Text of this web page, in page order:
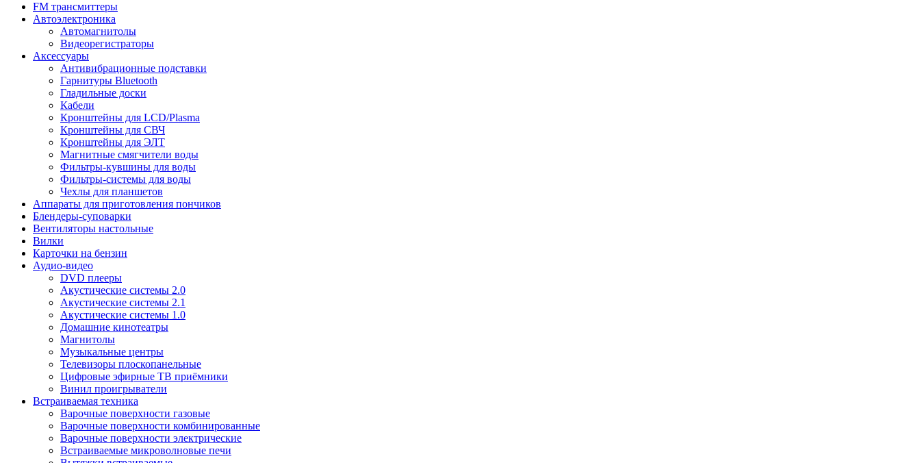
FM трансмиттеры
Автоэлектроника
Автомагнитолы
Видеорегистраторы
Аксессуары
Антивибрационные подставки
Гарнитуры Bluetooth
Гладильные доски
Кабели
Кронштейны для LCD/Plasma
Кронштейны для СВЧ
Кронштейны для ЭЛТ
Магнитные смягчители воды
Фильтры-кувшины для воды
Фильтры-системы для воды
Чехлы для планшетов
Аппараты для приготовления пончиков
Блендеры-суповарки
Вентиляторы настольные
Вилки
Карточки на бензин
Аудио-видео
DVD плееры
Акустические системы 2.0
Акустические системы 2.1
Акустические системы 1.0
Домашние кинотеатры
Магнитолы
Музыкальные центры
Телевизоры плоскопанельные
Цифровые эфирные ТВ приёмники
Винил проигрыватели
Встраиваемая техника
Варочные поверхности газовые
Варочные поверхности комбинированные
Варочные поверхности электрические
Встраиваемые микроволновые печи